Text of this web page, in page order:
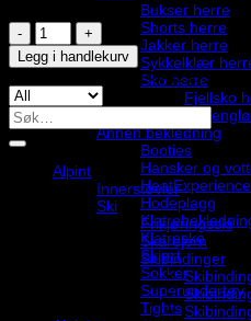
Bukser herre
Shorts herre
Jakker herre
Sykkelklær
Sko herre
Fjellsko
Annen bekledning
Booties
Hansker og
HeatExperience
Hodeplagg
Klatresko
Skjørt
Sokker
Superundertøy
Tights
Amflow
Motor
Cover
antall
Legg i handlekurv
VPG-423109
Søk
etter:
Alpint
Innerstøvler
Ski
Frikjøringsski
Skarejern
Skibindinger